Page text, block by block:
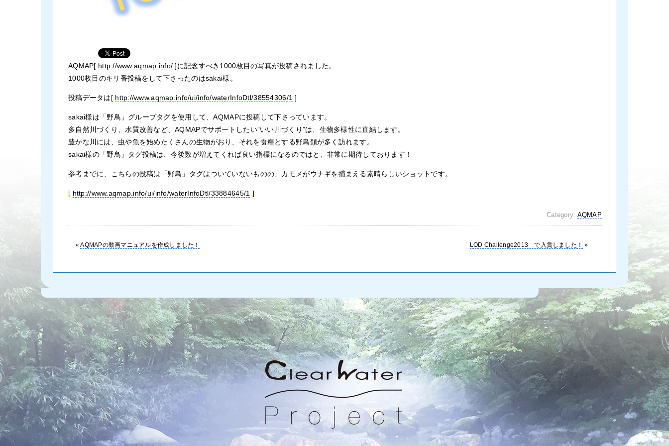
AQMAP[ http://www.aqmap.info/ ]に記念すべき1000枚目の写真が投稿されました。
1000枚目のキリ番投稿をして下さったのはsakai様。
投稿データは[ http://www.aqmap.info/ui/info/waterInfoDtl/38554306/1 ]
sakai様は「野鳥」グループタグを使用して、AQMAPに投稿して下さっています。
多自然川づくり、水質改善など、AQMAPでサポートしたい”いい川づくり”は、生物多様性に直結します。
豊かな川には、虫や魚を始めたくさんの生物がおり、それを食糧とする野鳥類が多く訪れます。
sakai様の「野鳥」タグ投稿は、今後数が増えてくれば良い指標になるのではと、非常に期待しております！
参考までに、こちらの投稿は「野鳥」タグはついていないものの、カモメがウナギを捕まえる素晴らしいショットです。
[ http://www.aqmap.info/ui/info/waterInfoDtl/33884645/1 ]
Category: AQMAP
LOD Challenge2013 で入賞しました！ »
«AQMAPの動画マニュアルを作成しました！